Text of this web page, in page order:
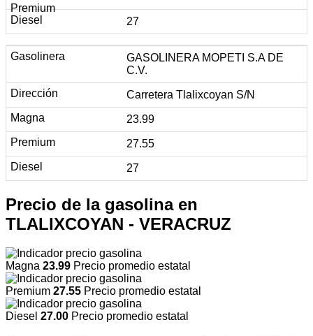
27
GASOLINERA MOPETI S.A DE
C.V.
Carretera Tlalixcoyan S/N
23.99
27.55
27
Precio de la gasolina en
TLALIXCOYAN - VERACRUZ
Magna 23.99 Precio promedio estatal
Premium 27.55 Precio promedio estatal
Diesel 27.00 Precio promedio estatal